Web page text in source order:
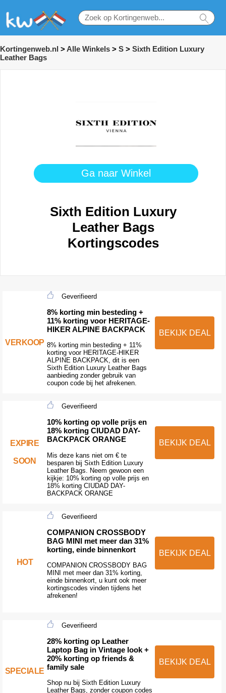
Kortingenweb.nl > Alle Winkels > S > Sixth Edition Luxury
Leather Bags
Ga naar Winkel
Sixth Edition Luxury
Leather Bags
Kortingscodes
VERKOOP
Geverifieerd
8% korting min besteding +
11% korting voor HERITAGE-
HIKER ALPINE BACKPACK
8% korting min besteding + 11%
korting voor HERITAGE-HIKER
ALPINE BACKPACK, dit is een
Sixth Edition Luxury Leather Bags
aanbieding zonder gebruik van
coupon code bij het afrekenen.
BEKIJK DEAL
EXPIRE
SOON
Geverifieerd
10% korting op volle prijs en
18% korting CIUDAD DAY-
BACKPACK ORANGE
Mis deze kans niet om € te
besparen bij Sixth Edition Luxury
Leather Bags. Neem gewoon een
kijkje: 10% korting op volle prijs en
18% korting CIUDAD DAY-
BACKPACK ORANGE
BEKIJK DEAL
HOT
Geverifieerd
COMPANION CROSSBODY
BAG MINI met meer dan 31%
korting, einde binnenkort
COMPANION CROSSBODY BAG
MINI met meer dan 31% korting,
einde binnenkort, u kunt ook meer
kortingscodes vinden tijdens het
afrekenen!
BEKIJK DEAL
SPECIALE
Geverifieerd
28% korting op Leather
Laptop Bag in Vintage look +
20% korting op friends &
family sale
Shop nu bij Sixth Edition Luxury
Leather Bags, zonder coupon codes
BEKIJK DEAL